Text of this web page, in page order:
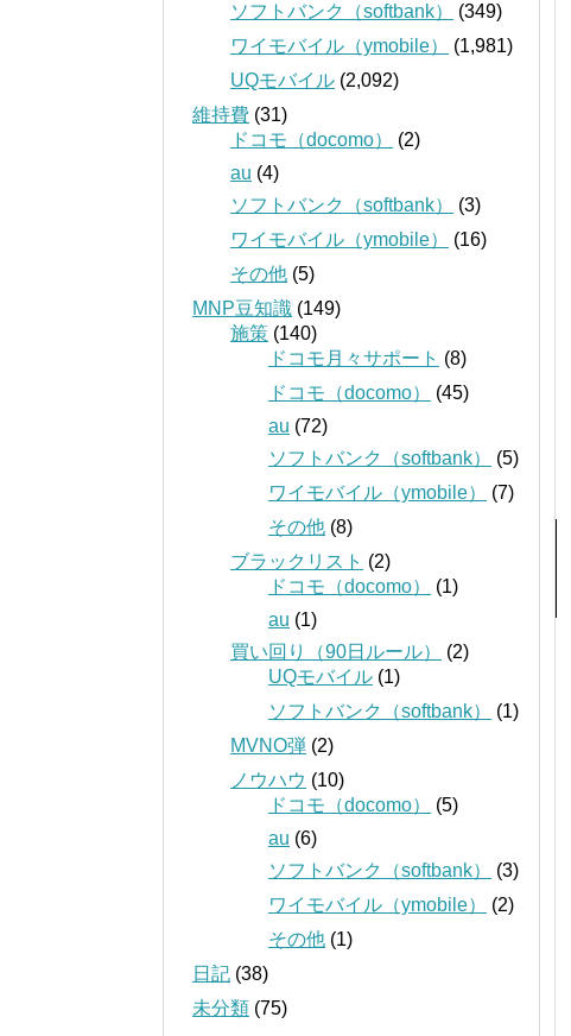
ソフトバンク（softbank）
(349)
ワイモバイル（ymobile）
(1,981)
UQモバイル (2,092)
維持費 (31)
ドコモ（docomo）
(2)
au (4)
ソフトバンク（softbank）
(3)
ワイモバイル（ymobile）
(16)
その他 (5)
MNP豆知識 (149)
施策 (140)
ドコモ月々サポート (8)
ドコモ（docomo）
(45)
au (72)
ソフトバンク（softbank）
(5)
ワイモバイル（ymobile）
(7)
その他 (8)
ブラックリスト (2)
ドコモ（docomo）
(1)
au (1)
買い回り（90日ルール）
(2)
UQモバイル (1)
ソフトバンク（softbank）
(1)
MVNO弾 (2)
ノウハウ (10)
ドコモ（docomo）
(5)
au (6)
ソフトバンク（softbank）
(3)
ワイモバイル（ymobile）
(2)
その他 (1)
日記 (38)
未分類 (75)